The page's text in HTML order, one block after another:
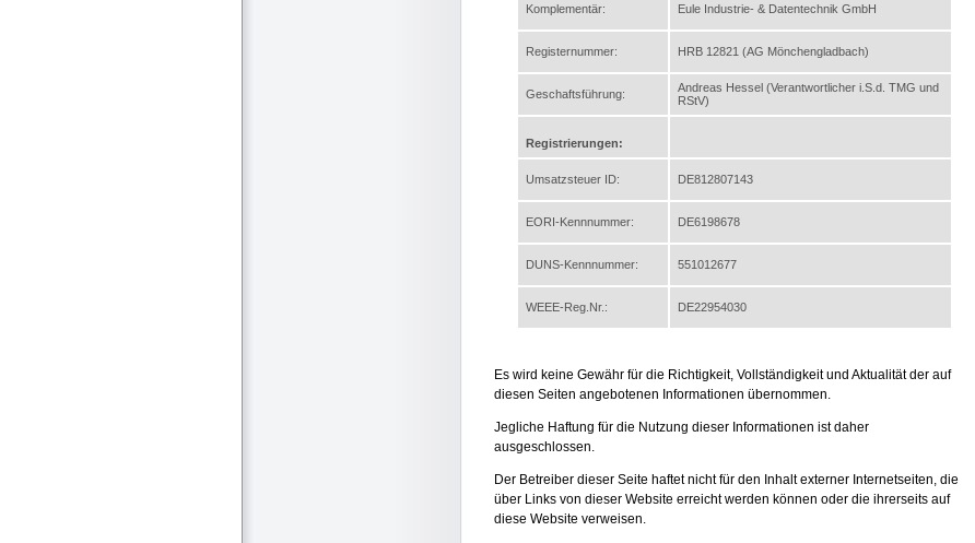
Komplementär: Eule Industrie- & Datentechnik GmbH
Registernummer: HRB 12821 (AG Mönchengladbach)
Geschaftsführung:
Andreas Hessel (Verantwortlicher i.S.d. TMG und
RStV)
Registrierungen:
Umsatzsteuer ID: DE812807143
EORI-Kennnummer: DE6198678
DUNS-Kennnummer: 551012677
WEEE-Reg.Nr.: DE22954030
Es wird keine Gewähr für die Richtigkeit, Vollständigkeit und Aktualität der auf
diesen Seiten angebotenen Informationen übernommen.
Jegliche Haftung für die Nutzung dieser Informationen ist daher
ausgeschlossen.
Der Betreiber dieser Seite haftet nicht für den Inhalt externer Internetseiten, die
über Links von dieser Website erreicht werden können oder die ihrerseits auf
diese Website verweisen.